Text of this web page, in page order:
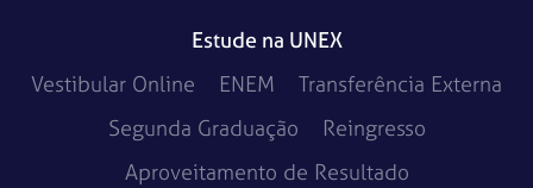
Estude na UNEX
Vestibular Online
ENEM
Transferência Externa
Segunda Graduação
Reingresso
Aproveitamento de Resultado